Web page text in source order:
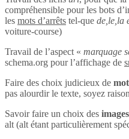
compréhensible pour les bots
les mots d’arrêts tel-que de,le,la
voiture-course)
Travail de l’aspect « marquage
schema.org pour l’affichage de
Faire des choix judicieux de
pas alourdir le texte, soyez
Savoir faire un choix des images
alt (alt étant particulièrement